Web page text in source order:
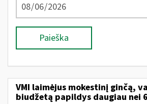
Paieška
VMI laimėjus mokestinį ginčą,
biudžetą papildys daugiau nei